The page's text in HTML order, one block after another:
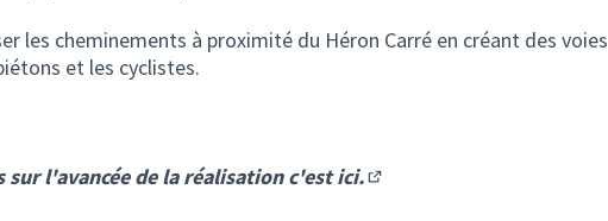
les cheminements à proximité du Héron Carré en créant des voies
et les cyclistes.
sur l'avancée de la réalisation c'est ici.